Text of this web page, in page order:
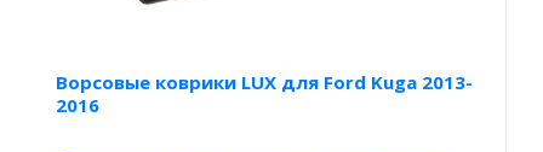
Ворсовые коврики LUX для Ford Kuga 2013-
2016